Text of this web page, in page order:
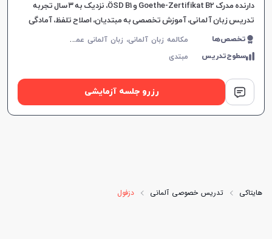
دارنده مدرک Goethe-Zertifikat B2 و ÖSD B1، نزدیک به ۳ سال تجربه
تدریس زبان آلمانی، آموزش تخصصی به مبتدیان، اصلاح تلفظ، آمادگی
برای آزمون‌های بین‌المللی، تمرکز بر مکالم
تخصص‌ها م
کالمه زبان آلمانی، زبان آلمانی عمومی، ÖSD، Goethe، زبان آلمانی کودکان
سطوح‌تدریس مبتدی
رزرو جلسه آزمایشی
هایتاکی تدریس خصوصی آلمانی دزفول